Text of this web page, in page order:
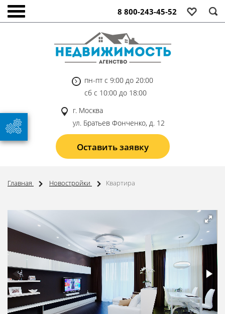
8 800-243-45-52
пн-пт с 9:00 до 20:00
сб с 10:00 до 18:00
г. Москва
ул. Братьев Фонченко, д. 12
Оставить заявку
Главная Новостройки Квартира